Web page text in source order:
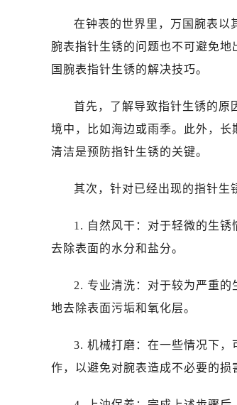
在钟表的世界里，万国腕表以
腕表指针生锈的问题也不可避免
国腕表指针生锈的解决技巧。
首先，了解导致指针生锈的原
境中，比如海边或雨季。此外，
清洁是预防指针生锈的关键。
其次，针对已经出现的指针生
1. 自然风干：对于轻微的生
去除表面的水分和盐分。
2. 专业清洗：对于较为严重
地去除表面污垢和氧化层。
3. 机械打磨：在一些情况下
作，以避免对腕表造成不必要的损